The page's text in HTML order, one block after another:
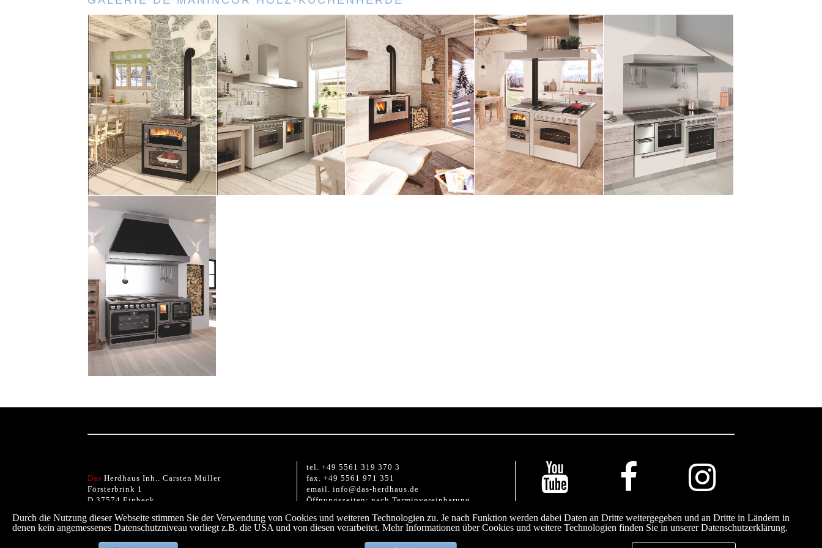
Das Herdhaus Inh.. Carsten Müller
Försterbrink 1
D 37574 Einbeck
tel. +49 5561 319 370 3
fax. +49 5561 971 351
email. info@das-herdhaus.de
Öffnungszeiten: nach Terminvereinbarung
Durch die Nutzung dieser Webseite stimmen Sie der Verwendung von Cookies und weiteren Technologien zu. Je nach Funktion werden dabei Daten an Dritte weitergegeben und an Dritte in Ländern in
denen kein angemessenes Datenschutzniveau vorliegt z.B. die USA und von diesen verarbeitet. Mehr Informationen über Cookies und weitere Technologien finden Sie in unserer Datenschutzerklärung.